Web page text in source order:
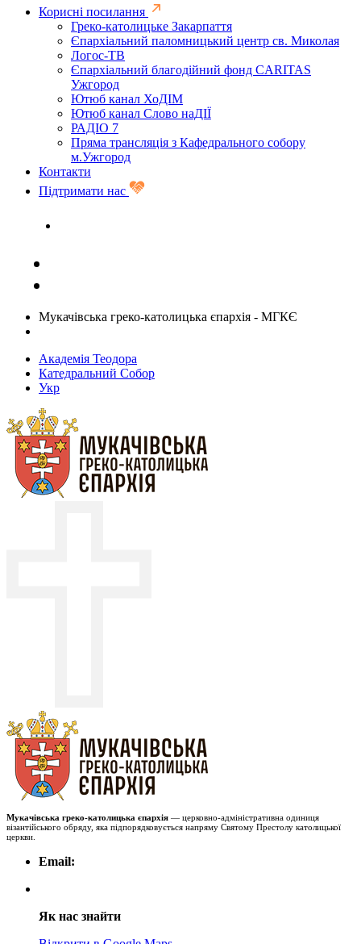
Корисні посилання
Греко-католицьке Закарпаття
Єпархіальний паломницький центр св. Миколая
Логос-ТВ
Єпархіальний благодійний фонд CARITAS
Ужгород
Ютюб канал ХоДІМ
Ютюб канал Слово наДІЇ
РАДІО 7
Пряма трансляція з Кафедрального собору
м.Ужгород
Контакти
Підтримати нас
Мукачівська греко-католицька єпархія - МГКЄ
Академія Теодора
Катедральний Собор
Укр
Мукачівська греко-католицька єпархія — церковно-адміністративна одиниця
візантійського обряду, яка підпорядковується напряму Святому Престолу католицької
церкви.
Email:
Як нас знайти